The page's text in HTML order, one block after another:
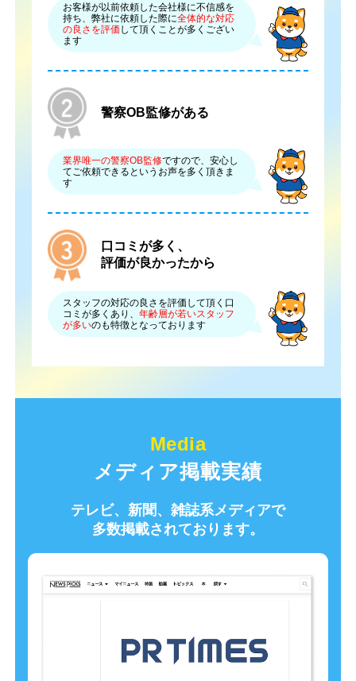
お客様が以前依頼した会社様に不信感を
持ち、弊社に依頼した際に全体的な対応
の良さを評価 して頂くことが多くござい
ます
警察OB監修がある
業界唯一の警察OB監修ですので、安心し
てご依頼できるというお声を多く頂きま
す
口コミが多く、
評価が良かったから
スタッフの対応の良さを評価して頂く口
コミが多くあり、 年齢層が若いスタッフ
が多いのも特徴となっております
メディア掲載実績
テレビ、新聞、雑誌系メディアで
多数掲載されております。